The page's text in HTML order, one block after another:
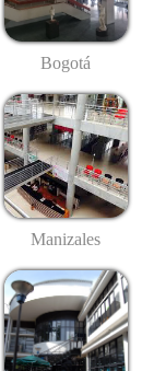
Bogotá
Manizales